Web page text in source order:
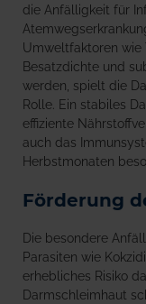
die Anfälligkeit für
Umweltfaktoren wie
Besatzdichte und
werden, spielt die
Rolle. Ein stabiles
effiziente
auch das
Herbstmonaten
Förderung
Die besondere
Parasiten wie
erhebliches Risiko
Darmschleimhaut